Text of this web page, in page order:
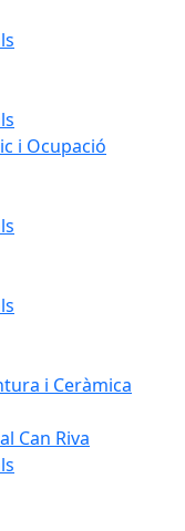
i Ocupació
i Ceràmica
Can Riva